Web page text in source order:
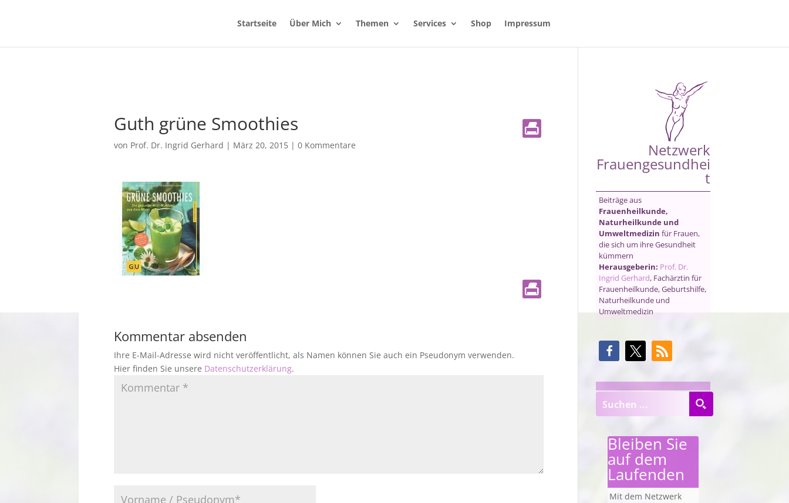
Startseite Über Mich Themen Services Shop Impressum
Guth grüne Smoothies
von Prof. Dr. Ingrid Gerhard | März 20, 2015| 0 Kommentare
Kommentar absenden
Ihre E-Mail-Adresse wird nicht veröffentlicht, als Namen können Sie auch ein Pseudonym verwenden.
Hier finden Sie unsere Datenschutzerklärung.
Netzwerk
Frauengesundhei
t
Beiträge aus
Frauenheilkunde,
Naturheilkunde und
Umweltmedizin für Frauen,
die sich um ihre Gesundheit
kümmern
Herausgeberin: Prof. Dr.
Ingrid Gerhard, Fachärztin für
Frauenheilkunde, Geburtshilfe,
Naturheilkunde und
Umweltmedizin
Bleiben Sie
auf dem
Laufenden
Mit dem Netzwerk